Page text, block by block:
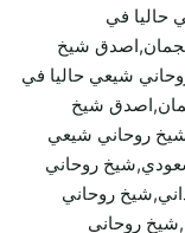
حاليا في
شيخ
شيعي حاليا في
شيخ
روحاني شيعي
روحاني
روحاني
روحاني